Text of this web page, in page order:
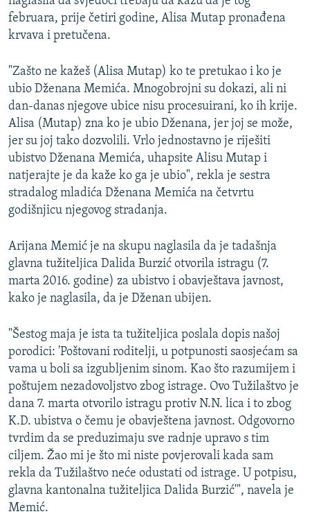
februara, prije četiri godine, Alisa Mutap pronađena
krvava i pretučena.
"Zašto ne kažeš (Alisa Mutap) ko te pretukao i ko je
ubio Dženana Memića. Mnogobrojni su dokazi, ali ni
dan-danas njegove ubice nisu procesuirani, ko ih krije.
Alisa (Mutap) zna ko je ubio Dženana, jer joj se može,
jer su joj tako dozvolili. Vrlo jednostavno je riješiti
ubistvo Dženana Memića, uhapsite Alisu Mutap i
natjerajte je da kaže ko ga je ubio", rekla je sestra
stradalog mladića Dženana Memića na četvrtu
godišnjicu njegovog stradanja.
Arijana Memić je na skupu naglasila da je tadašnja
glavna tužiteljica Dalida Burzić otvorila istragu (7.
marta 2016. godine) za ubistvo i obavještava javnost,
kako je naglasila, da je Dženan ubijen.
"Šestog maja je ista ta tužiteljica poslala dopis našoj
porodici: 'Poštovani roditelji, u potpunosti saosjećam sa
vama u boli sa izgubljenim sinom. Kao što razumijem i
poštujem nezadovoljstvo zbog istrage. Ovo Tužilaštvo je
dana 7. marta otvorilo istragu protiv N.N. lica i to zbog
K.D. ubistva o čemu je obavještena javnost. Odgovorno
tvrdim da se preduzimaju sve radnje upravo s tim
ciljem. Žao mi je što mi niste povjerovali kada sam
rekla da Tužilaštvo neće odustati od istrage. U potpisu,
glavna kantonalna tužiteljica Dalida Burzić'", navela je
Memić.